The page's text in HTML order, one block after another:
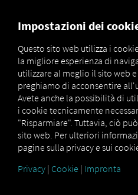
Marketplace
MAN
DigitalServices
Impostazioni dei
Questo sito web utilizza i
la migliore esperienza di
utilizzare al meglio il sito web
preghiamo di acconsentire
Avete anche la possibilità di
i cookie tecnicamente
"Risparmiare". Tuttavia, ciò
sito web. Per ulteriori
pagine sulla privacy e sui
Privacy | Cookie | Impronta